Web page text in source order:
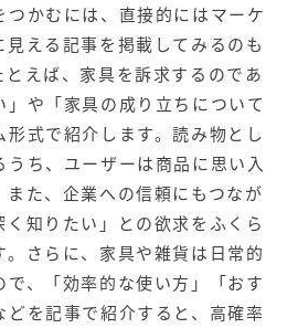
つかむには、直接的にはマーケ
える記事を掲載してみるのも
えば、家具を訴求するのであ
」や「家具の成り立ちについて
式で紹介します。読み物とし
ち、ユーザーは商品に思い入
た、企業への信頼にもつなが
く知りたい」との欲求をふくら
。さらに、家具や雑貨は日常的
で、「効率的な使い方」「おす
どを記事で紹介すると、高確率